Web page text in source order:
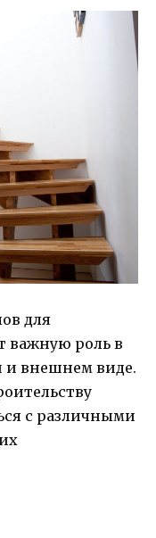
для
важную роль в
и внешнем виде.
с различными